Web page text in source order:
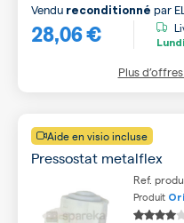
28,06 €
Vendu reconditionné par
Lundi
Plus
Aide en visio incluse
Pressostat metalflex
Ref.
Produit